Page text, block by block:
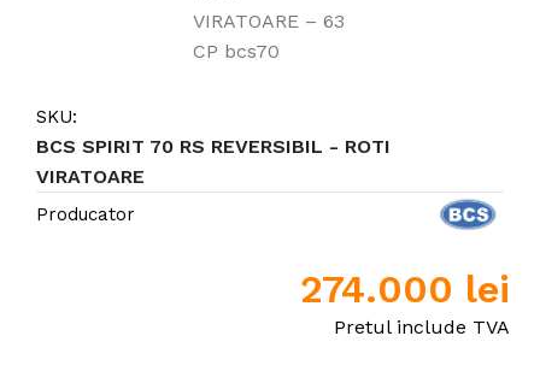
SKU:
BCS SPIRIT 70 RS REVERSIBIL - ROTI
VIRATOARE
Producator
274.000 lei
Pretul include TVA